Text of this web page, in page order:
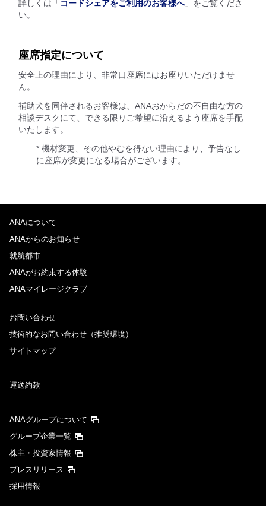
詳しくは「 コードシェアをご利用のお客様へ」をご覧くださ
い。
座席指定について
安全上の理由により、非常口座席にはお座りいただけませ
ん。
補助犬を同伴されるお客様は、ANAおからだの不自由な方の
相談デスクにて、できる限りご希望に沿えるよう座席を手配
いたします。
* 機材変更、その他やむを得ない理由により、予告なし
に座席が変更になる場合がございます。
ANAについて
ANAからのお知らせ
就航都市
ANAがお約束する体験
ANAマイレージクラブ
お問い合わせ
技術的なお問い合わせ（推奨環境）
サイトマップ
運送約款
ANAグループについて
グループ企業一覧
株主・投資家情報
プレスリリース
採用情報